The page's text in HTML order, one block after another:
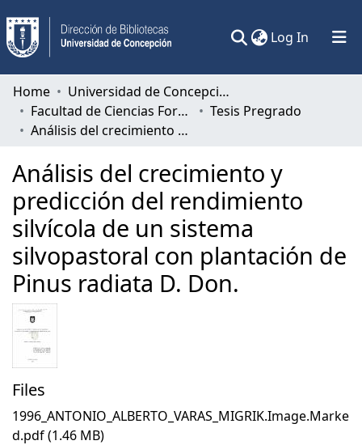
Log In (current)
Communities & Collections
All of DSpace
Home
Universidad de Concepción
Facultad de Ciencias Forestales
Tesis Pregrado
Análisis del crecimiento y predicción del rendimiento silvícola de un sistema silvopastoral con plantación de Pinus radiata D. Don.
Análisis del crecimiento y
predicción del rendimiento
silvícola de un sistema
silvopastoral con plantación de
Pinus radiata D. Don.
Files
1996_ANTONIO_ALBERTO_VARAS_MIGRIK.Image.Marke
d.pdf(1.46 MB)